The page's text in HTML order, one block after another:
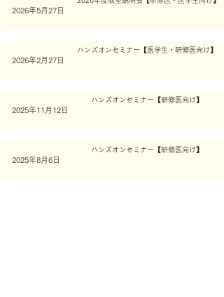
2026年5月27日
2026年2月27日
ハンズオンセミナー【医学生・研修医向け】
2025年11月12日
ハンズオンセミナー【研修医向け】
2025年8月6日
ハンズオンセミナー【研修医向け】